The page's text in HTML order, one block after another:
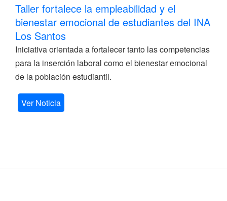
Taller fortalece la empleabilidad y el
bienestar emocional de estudiantes del INA
Los Santos
Iniciativa orientada a fortalecer tanto las competencias
para la inserción laboral como el bienestar emocional
de la población estudiantil.
Ver Noticia